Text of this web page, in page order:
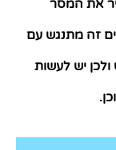
את המסר
זה מתנגש עם
יש לעשות
.